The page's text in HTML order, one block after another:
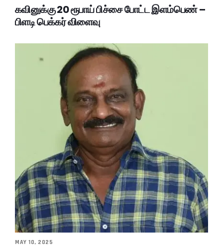
கவினுக்கு 20 ரூபாய் பிச்சை போட்ட இளம்பெண் –
பிளடி பெக்கர் விளைவு
MAY 10, 2025